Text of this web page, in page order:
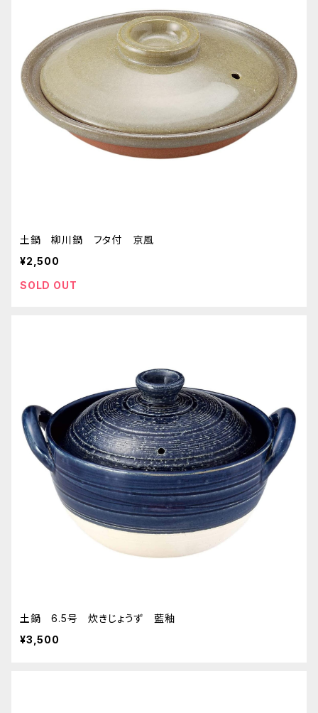
土鍋 柳川鍋 フタ付 京風
¥2,500
SOLD OUT
土鍋 6.5号 炊きじょうず 藍釉
¥3,500